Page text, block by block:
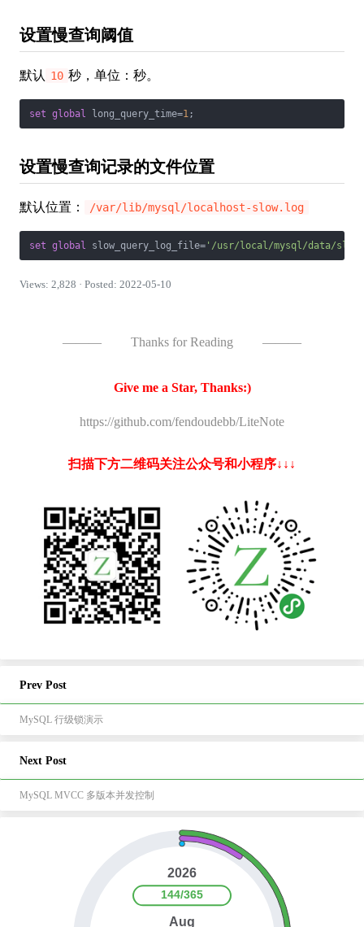
设置慢查询阈值
默认 10 秒，单位：秒。
set global long_query_time=1
设置慢查询记录的文件位置
默认位置： /var/lib/mysql/localhost-slow.log
set global slow_query_log_file= '/usr/local/mysql/data/
Views: 2,828 · Posted: 2022-05-10
——— Thanks for Reading ———
Give me a Star, Thanks:)
https://github.com/fendoudebb/LiteNote
扫描下方二维码关注公众号和小程序↓↓↓
Prev Post
MySQL 行级锁演示
Next Post
MySQL MVCC 多版本并发控制